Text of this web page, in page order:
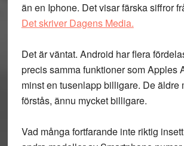
än en Iphone. Det visar färska siffror
Det skriver Dagens Media.
Det är väntat. Android har flera
precis samma funktioner som Apples
minst en tusenlapp billigare. De äldre
förstås, ännu mycket billigare.
Vad många fortfarande inte riktig